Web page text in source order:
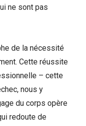
ne sont pas
de la nécessité
Cette réussite
– cette
nous y
du corps opère
redoute de